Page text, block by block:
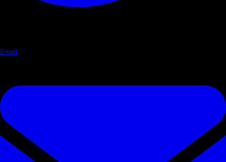
Email